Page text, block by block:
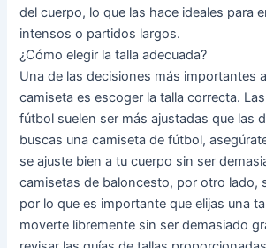
del cuerpo, lo que las hace ideales para
intensos o partidos largos.
¿Cómo elegir la talla adecuada?
Una de las decisiones más importantes
camiseta es escoger la talla correcta.
fútbol suelen ser más ajustadas que las
buscas una camiseta de fútbol,
se ajuste bien a tu cuerpo sin ser
camisetas de baloncesto, por otro lado,
por lo que es importante que elijas una
moverte libremente sin ser demasiado